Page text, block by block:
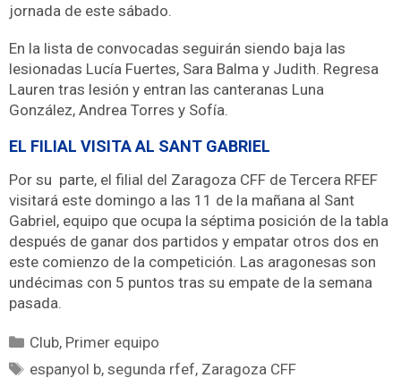
jornada de este sábado.
En la lista de convocadas seguirán siendo baja las
lesionadas Lucía Fuertes, Sara Balma y Judith. Regresa
Lauren tras lesión y entran las canteranas Luna
González, Andrea Torres y Sofía.
EL FILIAL VISITA AL SANT GABRIEL
Por su parte, el filial del Zaragoza CFF de Tercera RFEF
visitará este domingo a las 11 de la mañana al Sant
Gabriel, equipo que ocupa la séptima posición de la tabla
después de ganar dos partidos y empatar otros dos en
este comienzo de la competición. Las aragonesas son
undécimas con 5 puntos tras su empate de la semana
pasada.
Club, Primer equipo
espanyol b,segunda rfef, Zaragoza CFF